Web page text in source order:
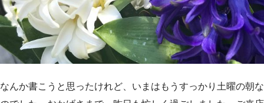
なんか書こうと思ったけれど、いまはもうすっかり土曜の朝な